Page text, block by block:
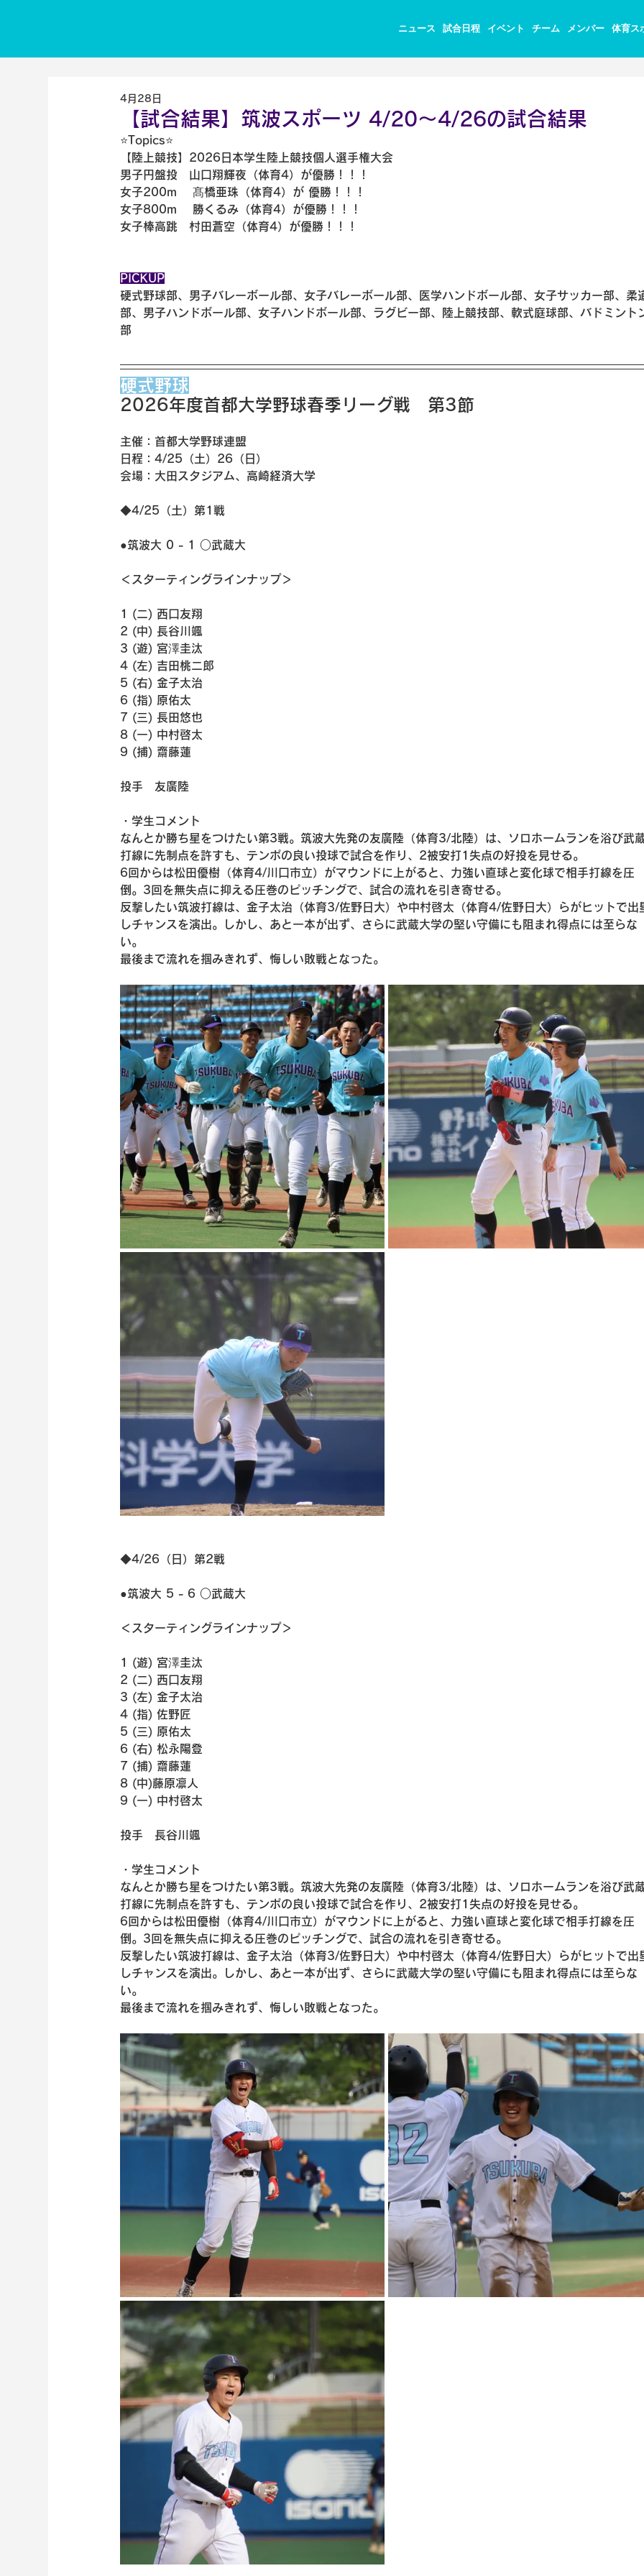
ニュース 試合日程 イベント チーム メンバー 体育ス
【試合結果】筑波スポーツ 4/20～4/26の試合結果
4月28日
⭐️Topics⭐️
【陸上競技】2026日本学生陸上競技個人選手権大会
男子円盤投　山口翔輝夜（体育4）が優勝！！！
女子200m 　髙橋亜珠（体育4）が 優勝！！！
女子800m 　勝くるみ（体育4）が優勝！！！
女子棒高跳　村田蒼空（体育4）が優勝！！！
PICKUP
硬式野球部、男子バレーボール部、女子バレーボール部、医学ハンドボール部、女子サッカー部、柔
部、男子ハンドボール部、女子ハンドボール部、ラグビー部、陸上競技部、軟式庭球部、バドミント
部
硬式野球
2026年度首都大学野球春季リーグ戦　第3節
主催：首都大学野球連盟
日程：4/25（土）26（日）
会場：大田スタジアム、高崎経済大学
◆4/25（土）第1戦
●筑波大 0 - 1 ○武蔵大
＜スターティングラインナップ＞
1 (二) 西口友翔
2 (中) 長谷川颯
3 (遊) 宮澤圭汰
4 (左) 吉田桃二郎
5 (右) 金子太治
6 (指) 原佑太
7 (三) 長田悠也
8 (一) 中村啓太
9 (捕) 齋藤蓮
投手　友廣陸
・学生コメント
なんとか勝ち星をつけたい第3戦。筑波大先発の友廣陸（体育3/北陸）は、ソロホームランを浴び武
打線に先制点を許すも、テンポの良い投球で試合を作り、2被安打1失点の好投を見せる。
6回からは松田優樹（体育4/川口市立）がマウンドに上がると、力強い直球と変化球で相手打線を圧
倒。3回を無失点に抑える圧巻のピッチングで、試合の流れを引き寄せる。
反撃したい筑波打線は、金子太治（体育3/佐野日大）や中村啓太（体育4/佐野日大）らがヒットで出
しチャンスを演出。しかし、あと一本が出ず、さらに武蔵大学の堅い守備にも阻まれ得点には至らな
い。
最後まで流れを掴みきれず、悔しい敗戦となった。
◆4/26（日）第2戦
●筑波大 5 - 6 ○武蔵大
＜スターティングラインナップ＞
1 (遊) 宮澤圭汰
2 (二) 西口友翔
3 (左) 金子太治
4 (指) 佐野匠
5 (三) 原佑太
6 (右) 松永陽登
7 (捕) 齋藤蓮
8 (中)藤原凛人
9 (一) 中村啓太
投手　長谷川颯
・学生コメント
なんとか勝ち星をつけたい第3戦。筑波大先発の友廣陸（体育3/北陸）は、ソロホームランを浴び武
打線に先制点を許すも、テンポの良い投球で試合を作り、2被安打1失点の好投を見せる。
6回からは松田優樹（体育4/川口市立）がマウンドに上がると、力強い直球と変化球で相手打線を圧
倒。3回を無失点に抑える圧巻のピッチングで、試合の流れを引き寄せる。
反撃したい筑波打線は、金子太治（体育3/佐野日大）や中村啓太（体育4/佐野日大）らがヒットで出
しチャンスを演出。しかし、あと一本が出ず、さらに武蔵大学の堅い守備にも阻まれ得点には至らな
い。
最後まで流れを掴みきれず、悔しい敗戦となった。